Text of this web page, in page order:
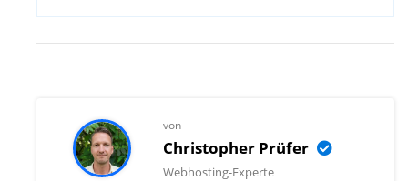
von
Christopher Prüfer
Webhosting-Experte